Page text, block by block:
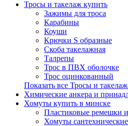
Тросы и такелаж купить
Зажимы для троса
Карабины
Коуши
Крючки S образные
Скоба такелажная
Талрепы
Трос в ПВХ оболочке
Трос оцинкованный
Показать все Тросы и
Химические анкера и
Хомуты купить в минске
Пластиковые ремешки
Хомуты